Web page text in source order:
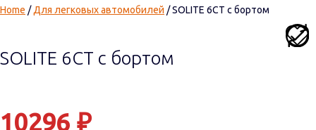
Home /Для легковых автомобилей / SOLITE 6СТ с бортом
SOLITE 6СТ с бортом
10296 ₽